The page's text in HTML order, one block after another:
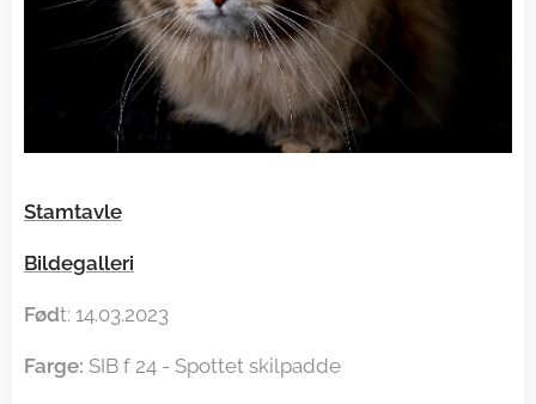
Stamtavle
Bildegalleri
Født: 14.03.2023
Farge: SIB f 24 - Spottet skilpadde